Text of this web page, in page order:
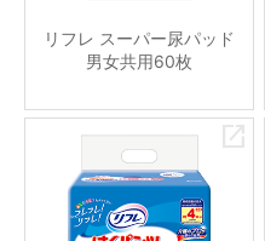
リフレ スーパー尿パッド
男女共用60枚